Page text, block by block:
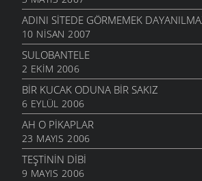
ADINI SITEDE GÖRMEMEK
10 NISAN 2007
SULOBANTELE
2 EKIM 2006
BIR KUCAK ODUNA BIR SAKIZ
6 EYLÜL 2006
AH O PIKAPLAR
23 MAYIS 2006
TEŞTININ DIBI
9 MAYIS 2006